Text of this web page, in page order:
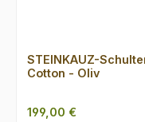
STEINKAUZ-
Cotton - Oliv
Regulärer Preis:
199,00 €